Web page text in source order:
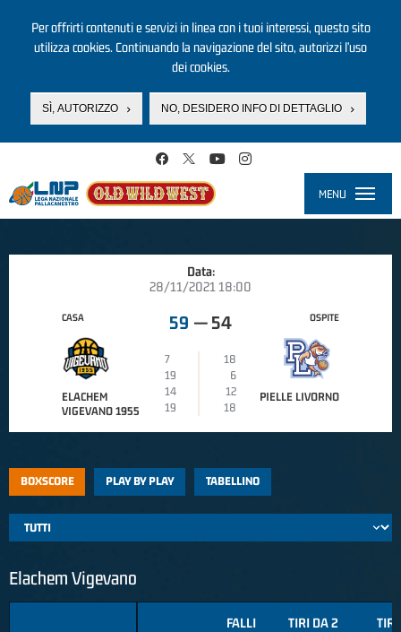
Per offrirti contenuti e servizi in linea con i tuoi interessi, questo sito
utilizza cookies. Continuando la navigazione del sito, autorizzi l’uso
dei cookies.
SÌ, AUTORIZZO NO, DESIDERO INFO DI DETTAGLIO
MENU
Data:
28/11/2021 18:00
CASA
ELACHEM
VIGEVANO 1955
59 — 54
7
18
19
6
14
12
19
18
OSPITE
PIELLE LIVORNO
BOXSCORE PLAY BY PLAY TABELLINO
Elachem Vigevano
FALLI TIRI DA 2